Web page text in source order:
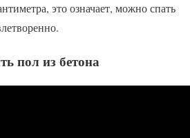
это означает, можно спать
пол из бетона